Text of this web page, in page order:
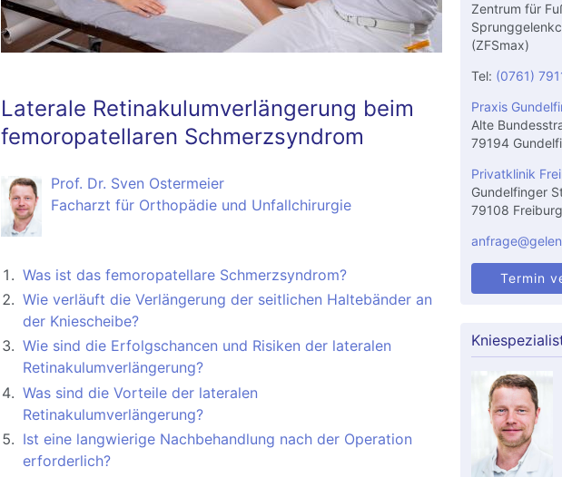
Laterale Retinakulumverlängerung beim
femoropatellaren Schmerzsyndrom
Prof. Dr. Sven Ostermeier
Facharzt für Orthopädie und Unfallchirurgie
Was ist das femoropatellare Schmerzsyndrom?
Wie verläuft die Verlängerung der seitlichen Haltebänder an
der Kniescheibe?
Wie sind die Erfolgschancen und Risiken der lateralen
Retinakulumverlängerung?
Was sind die Vorteile der lateralen
Retinakulumverlängerung?
Ist eine langwierige Nachbehandlung nach der Operation
erforderlich?
Zentrum für
(ZFSmax)
Tel: (0761)
Praxis
Alte
79194
Privatklinik
Gundelfinger
79108 Freiburg
Termin